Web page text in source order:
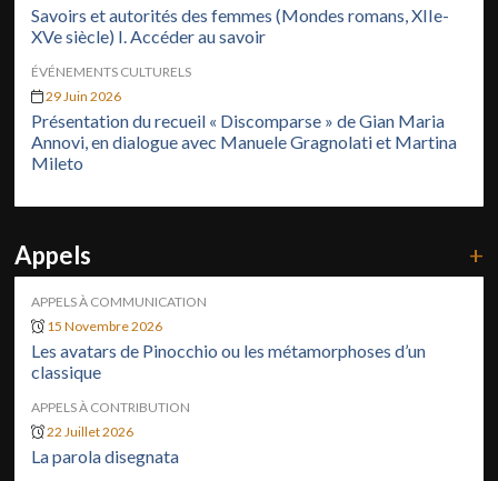
Savoirs et autorités des femmes (Mondes romans, XIIe-
XVe siècle) I. Accéder au savoir
ÉVÉNEMENTS CULTURELS
29 Juin 2026
Présentation du recueil « Discomparse » de Gian Maria
Annovi, en dialogue avec Manuele Gragnolati et Martina
Mileto
Appels +
APPELS À COMMUNICATION
15 Novembre 2026
Les avatars de Pinocchio ou les métamorphoses d’un
classique
APPELS À CONTRIBUTION
22 Juillet 2026
La parola disegnata